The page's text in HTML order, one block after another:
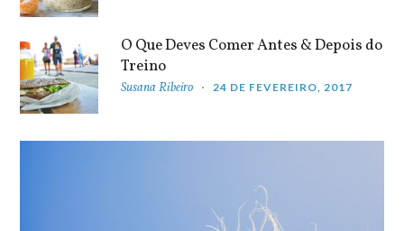
O Que Deves Comer Antes & Depois do
Treino
Susana Ribeiro 24 DE FEVEREIRO, 2017